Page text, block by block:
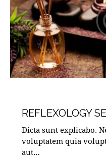
REFLEXOLOGY
Dicta sunt explicabo.
voluptatem quia
aut…